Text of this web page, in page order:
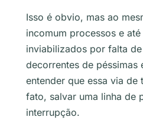
Isso é obvio, mas ao
incomum processos e
inviabilizados por falta
decorrentes de péssimas
entender que essa via
fato, salvar uma linha de
interrupção.